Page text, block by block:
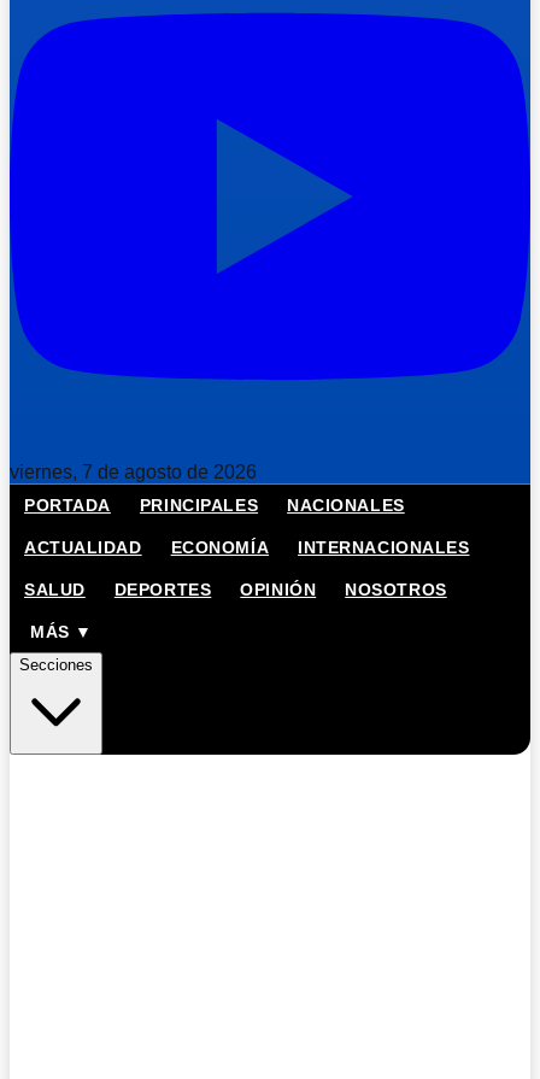
viernes, 7 de agosto de 2026
PORTADA PRINCIPALES NACIONALES
ACTUALIDAD ECONOMÍA INTERNACIONALES
SALUD DEPORTES OPINIÓN NOSOTROS
MÁS ▼
Secciones